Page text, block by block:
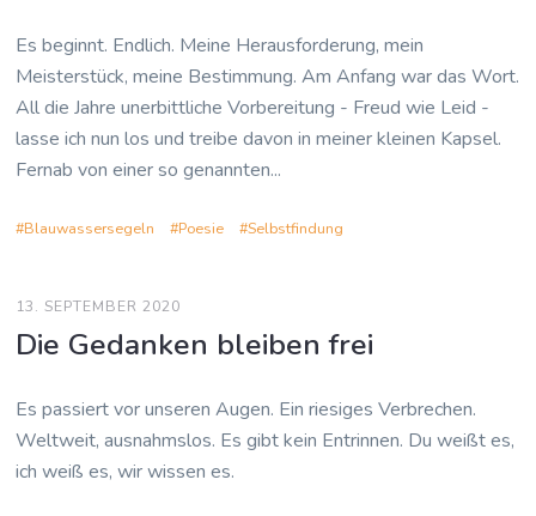
Es beginnt. Endlich. Meine Herausforderung, mein
Meisterstück, meine Bestimmung. Am Anfang war das Wort.
All die Jahre unerbittliche Vorbereitung - Freud wie Leid -
lasse ich nun los und treibe davon in meiner kleinen Kapsel.
Fernab von einer so genannten...
Blauwassersegeln Poesie Selbstfindung
13. SEPTEMBER 2020
Die Gedanken bleiben frei
Es passiert vor unseren Augen. Ein riesiges Verbrechen.
Weltweit, ausnahmslos. Es gibt kein Entrinnen. Du weißt es,
ich weiß es, wir wissen es.